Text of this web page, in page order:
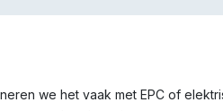
we het vaak met EPC of